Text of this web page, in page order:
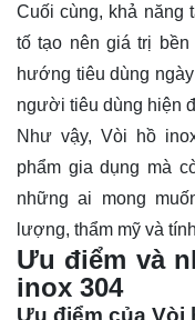
Cuối cùng, khả năng
tố tạo nên giá trị
hướng tiêu dùng
người tiêu dùng hiện
Như vậy, Vòi hồ
phẩm gia dụng mà
những ai mong
lượng, thẩm mỹ và
Ưu điểm và
inox 304
Ưu điểm của Vòi